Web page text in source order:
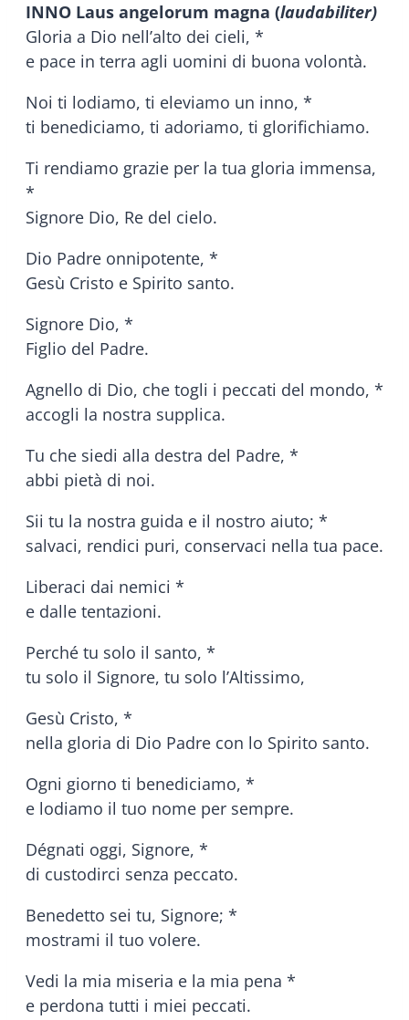
INNO Laus angelorum magna (laudabiliter)
Gloria a Dio nell’alto dei cieli, *
e pace in terra agli uomini di buona volontà.
Noi ti lodiamo, ti eleviamo un inno, *
ti benediciamo, ti adoriamo, ti glorifichiamo.
Ti rendiamo grazie per la tua gloria immensa,
*
Signore Dio, Re del cielo.
Dio Padre onnipotente, *
Gesù Cristo e Spirito santo.
Signore Dio, *
Figlio del Padre.
Agnello di Dio, che togli i peccati del mondo, *
accogli la nostra supplica.
Tu che siedi alla destra del Padre, *
abbi pietà di noi.
Sii tu la nostra guida e il nostro aiuto; *
salvaci, rendici puri, conservaci nella tua pace.
Liberaci dai nemici *
e dalle tentazioni.
Perché tu solo il santo, *
tu solo il Signore, tu solo l’Altissimo,
Gesù Cristo, *
nella gloria di Dio Padre con lo Spirito santo.
Ogni giorno ti benediciamo, *
e lodiamo il tuo nome per sempre.
Dégnati oggi, Signore, *
di custodirci senza peccato.
Benedetto sei tu, Signore; *
mostrami il tuo volere.
Vedi la mia miseria e la mia pena *
e perdona tutti i miei peccati.